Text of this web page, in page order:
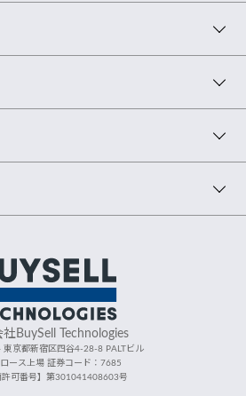
社BuySell Technologies
東京都新宿区四谷4-28-8 PALTビル
ース上場 証券コード：7685
許可番号】第301041408603号